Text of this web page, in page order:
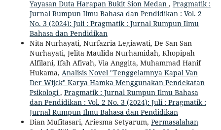
Yayasan Duta Harapan Bukit Sion Medan , Pragmatik :
Jurnal Rumpun Ilmu Bahasa dan Pendidikan : Vol. 2
No. 3 (2024): Juli : Pragmatik : Jurnal Rumpun Ilmu
Bahasa dan Pendidikan
Nita Nurhayati, Nurfazria Legiawati, De San San
Nurhayati, Jelita Maulida Nurhamidah, Khopipah
Alfilani, Ifah Afivah, Via Anggita, Muhammad Hanif
Hukama, Analisis Novel "Tenggelamnya Kapal Van
Der Wijck" Karya Hamka Menggunakan Pendekatan
Psikologi, Pragmatik : Jurnal Rumpun Ilmu Bahasa
dan Pendidikan : Vol. 2 No. 3 (2024): Juli : Pragmatik :
Jurnal Rumpun Ilmu Bahasa dan Pendidikan
Dian Mufitasari, Ariesma Setyarum, Permasalahan